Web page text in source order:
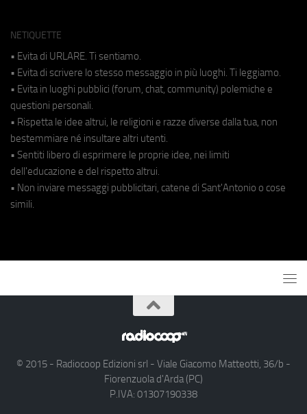
NETIQUETTE
• Evita di URLARE. Ti sentiamo.
• Evita di scrivere lo stesso messaggio in più luoghi. Ti leggiamo.
• Evita in luoghi pubblici (forum, chat, community) polemiche e
questioni personali.
• Rispetta le idee altrui, le religioni e razze diverse dalla tua, non
bestemmiare né insultare altri utenti.
• Sentiti libero di esprimere le proprie idee, nei limiti
dell'educazione e del rispetto altrui.
• Non inviare messaggi pubblicitari, catene di Sant'Antonio o cose
simili.
© 2015 - Radiocoop Edizioni srl - Viale Giacomo Matteotti, 36/b -
Fiorenzuola d'Arda (PC)
P.IVA: 01307190338